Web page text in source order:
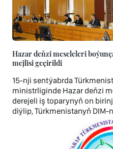
Hazar deňzi meseleleri
mejlisi geçirildi
15-nji sentýabrda
ministrliginde Hazar deňzi
derejeli iş toparynyň on
diýlip, Türkmenistanyň DIM-